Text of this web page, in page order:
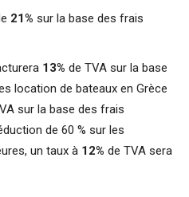
21% sur la base des frais
13% de TVA sur la base
location de bateaux en Grèce
sur la base des frais
de 60 % sur les
un taux à 12% de TVA sera